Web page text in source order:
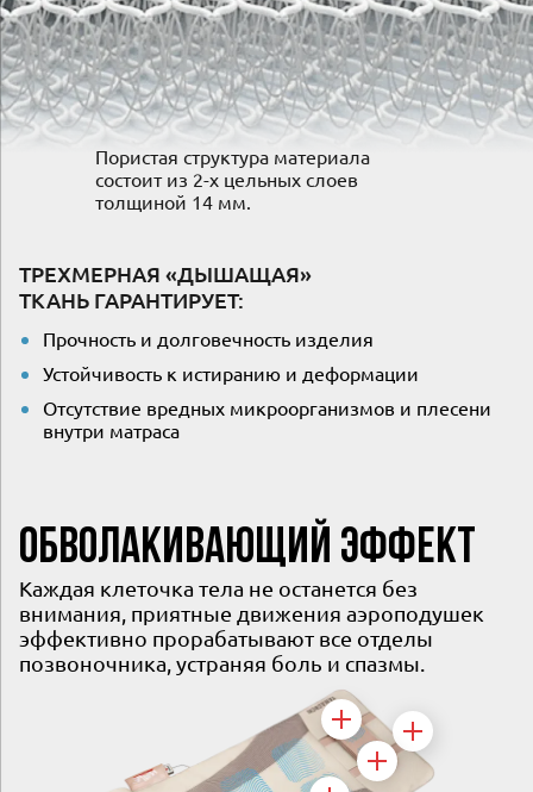
Пористая структура материала
состоит из 2-х цельных слоев
толщиной 14 мм.
ТРЕХМЕРНАЯ «ДЫШАЩАЯ»
ТКАНЬ ГАРАНТИРУЕТ:
Прочность и долговечность изделия
Устойчивость к истиранию и деформации
Отсутствие вредных микроорганизмов и плесени
внутри матраса
ОБВОЛАКИВАЮЩИЙ ЭФФЕКТ
Каждая клеточка тела не останется без
внимания, приятные движения аэроподушек
эффективно прорабатывают все отделы
позвоночника, устраняя боль и спазмы.